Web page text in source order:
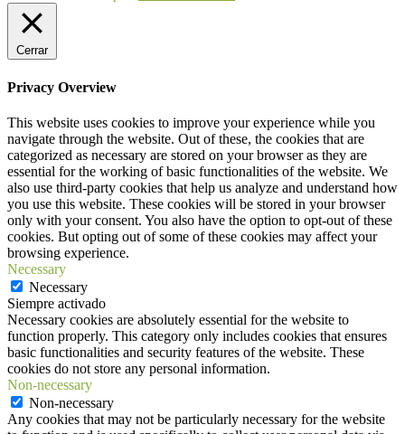
Cerrar
Privacy Overview
This website uses cookies to improve your experience while you
navigate through the website. Out of these, the cookies that are
categorized as necessary are stored on your browser as they are
essential for the working of basic functionalities of the website. We
also use third-party cookies that help us analyze and understand how
you use this website. These cookies will be stored in your browser
only with your consent. You also have the option to opt-out of these
cookies. But opting out of some of these cookies may affect your
browsing experience.
Necessary
Necessary
Siempre activado
Necessary cookies are absolutely essential for the website to
function properly. This category only includes cookies that ensures
basic functionalities and security features of the website. These
cookies do not store any personal information.
Non-necessary
Non-necessary
Any cookies that may not be particularly necessary for the website